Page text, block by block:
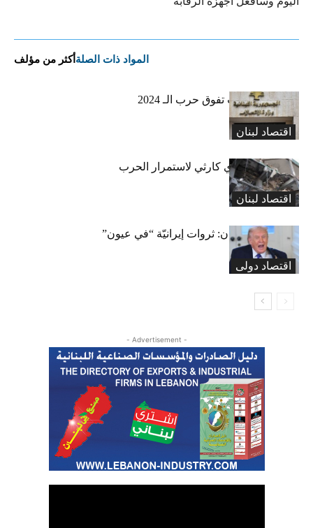
المواد ذات الصلة أكثر من مؤلف
اقتصاد لبنان
أضرار الإتّصالات تفوق حرب الـ 2024
اقتصاد لبنان
سيناريو إقتصادي كارثي لاستمرار الحرب
اقتصاد دولی
نفط وغاز ومعادن: ثروات إيرانيّة “في عيون”
ترامب
- Advertisement -